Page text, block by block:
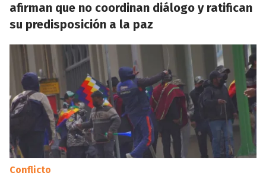
afirman que no coordinan diálogo y ratifican
su predisposición a la paz
Conflicto